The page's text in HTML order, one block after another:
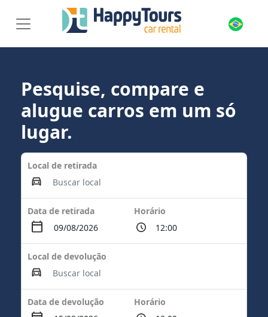
Pesquise, compare e
alugue carros em um só
lugar.
Local de retirada
Data de retirada Horário
Local de devolução
Data de devolução Horário